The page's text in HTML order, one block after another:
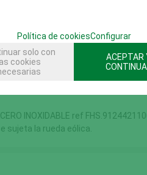
INOXIDABLE ref
sujeta la rueda eólica.
Política de cookiesConfigurar
solo con
las cookies
ACEPTAR